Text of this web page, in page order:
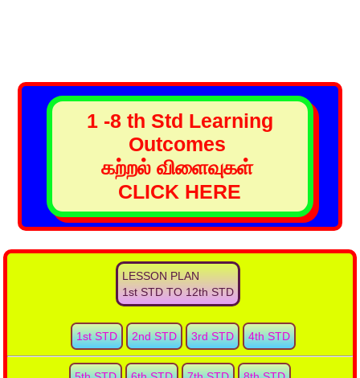
1 -8 th Std Learning
Outcomes
கற்றல் விளைவுகள்
CLICK HERE
LESSON PLAN
1st STD TO 12th STD
1st STD 2nd STD 3rd STD 4th STD